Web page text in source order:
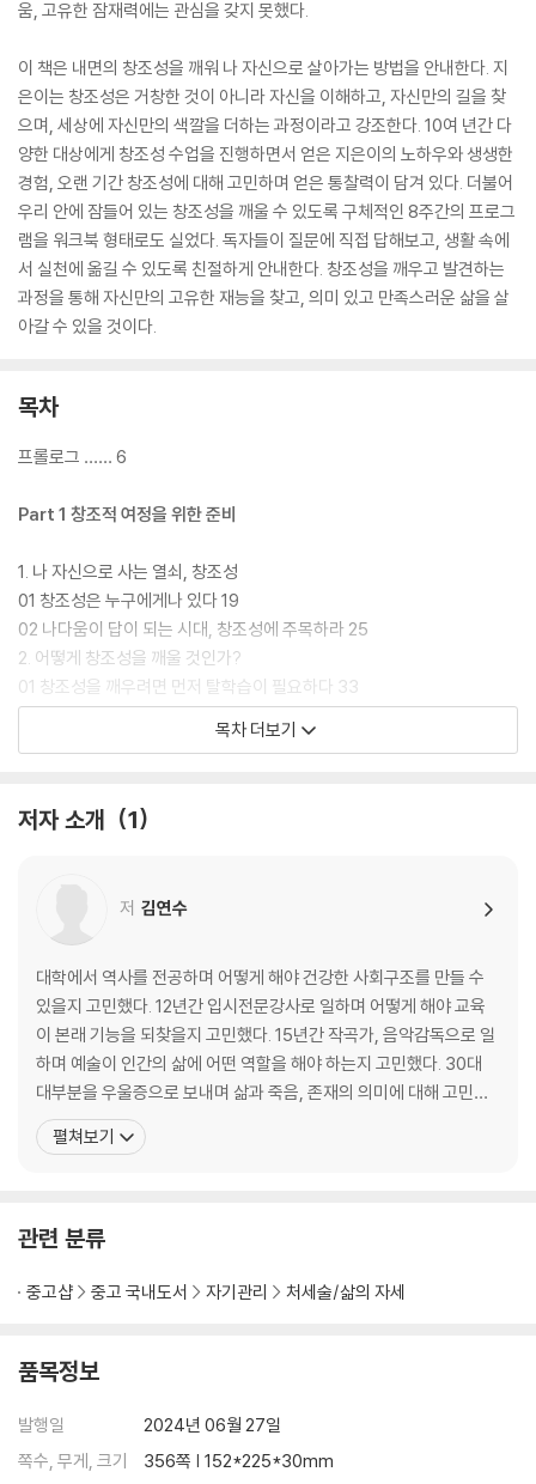
움, 고유한 잠재력에는 관심을 갖지 못했다.
이 책은 내면의 창조성을 깨워 나 자신으로 살아가는 방법을 안내한다. 지
은이는 창조성은 거창한 것이 아니라 자신을 이해하고, 자신만의 길을 찾
으며, 세상에 자신만의 색깔을 더하는 과정이라고 강조한다. 10여 년간 다
양한 대상에게 창조성 수업을 진행하면서 얻은 지은이의 노하우와 생생한
경험, 오랜 기간 창조성에 대해 고민하며 얻은 통찰력이 담겨 있다. 더불어
우리 안에 잠들어 있는 창조성을 깨울 수 있도록 구체적인 8주간의 프로그
램을 워크북 형태로도 실었다. 독자들이 질문에 직접 답해보고, 생활 속에
서 실천에 옮길 수 있도록 친절하게 안내한다. 창조성을 깨우고 발견하는
과정을 통해 자신만의 고유한 재능을 찾고, 의미 있고 만족스러운 삶을 살
아갈 수 있을 것이다.
목차
프롤로그 …… 6
Part 1 창조적 여정을 위한 준비
1. 나 자신으로 사는 열쇠, 창조성
01 창조성은 누구에게나 있다 19
02 나다움이 답이 되는 시대, 창조성에 주목하라 25
2. 어떻게 창조성을 깨울 것인가?
01 창조성을 깨우려면 먼저 탈학습이 필요하다 33
02 창조성을 깨우는 5가지 원칙 - 놀이의 5가지 특성 41
3. 창조성을 깨우는 2가지 훈련
03 창조성은 경험하는 것이다 66
1주 창조성이 꽃필 수 있는 환경 조성하기
01 공간이 바뀌면 사람이 바뀐다 76
02 Doing보다 중요한 Non-doing 83
03 가장 중요한 환경은 사람 88
창조성을 깨우는 과제 97
2주 창조성이 자라날 수 있는 내면 환경 점검하기
01 모든 일의 0순위는 자기 존중 106
04 용기는 믿음에서 나온다 125
02 남들처럼 살고 싶은 욕망 vs 내가 되고 싶은 욕망 145
04 창조는 편집이다 157
창조성을 깨우는 과제 163
목차 더보기
저자 소개 1
저 김연수
대학에서 역사를 전공하며 어떻게 해야 건강한 사회구조를 만들 수
있을지 고민했다. 12년간 입시전문강사로 일하며 어떻게 해야 교육
이 본래 기능을 되찾을지 고민했다. 15년간 작곡가, 음악감독으로 일
하며 예술이 인간의 삶에 어떤 역할을 해야 하는지 고민했다. 30대
대부분을 우울증으로 보내며 삶과 죽음, 존재의 의미에 대해 고민했
다. 이후 심리상담사로 사람들의 마음을 치유하며 보다 쉽고 본질적
인 치유와 성장을 이끌어낼 방법을 고민했다. 고민의 답을 찾아 사회
펼쳐보기
관련 분류
중고샵 중고 국내도서 자기관리 처세술/삶의 자세
품목정보
발행일
2024년 06월 27일
쪽수, 무게, 크기
356쪽 | 152*225*30mm